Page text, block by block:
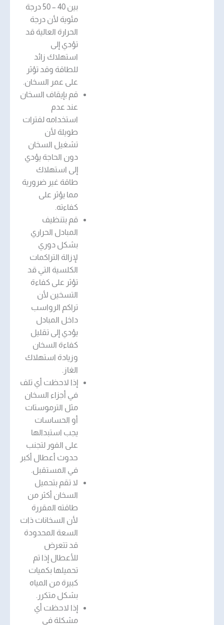
بين 40 – 50 درجة
مئوية لأن درجة
الحرارة العالية قد
تؤدي إلى
استهلاك زائد
للطاقة وقد تؤثر
على عمر السخان.
قم بإيقاف السخان
عند عدم
استخدامه لفترات
طويلة لأن
تشغيل السخان
دون الحاجة يؤدي
إلى استهلاك
طاقة غير ضرورية
مما يؤثر على
كفاءته.
قم بتنظيف
المبادل الحراري
بشكل دوري
لإزالة التراكمات
الكلسية التي قد
تؤثر على كفاءة
التسخين لأن
تراكم الرواسب
داخل المبادل
يؤدي إلى تقليل
كفاءة السخان
وزيادة استهلاك
الغاز.
إذا لاحظت أي تلف
في أجزاء السخان
مثل الترموستات
أو الحساسات
يجب استبدالها
على الفور لتجنب
حدوث أعطال أكبر
في المستقبل.
لا تقم بتحميل
السخان أكثر من
طاقته المقررة
لأن السخانات ذات
السعة المحدودة
قد تتعرض
للأعطال إذا تم
تحميلها بكميات
كبيرة من المياه
بشكل متكرر.
إذا لاحظت أي
مشكلة في